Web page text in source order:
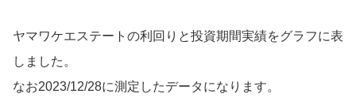
ヤマワケエステートの利回りと投資期間実績をグラフに表
しました。
なお2023/12/28に測定したデータになります。